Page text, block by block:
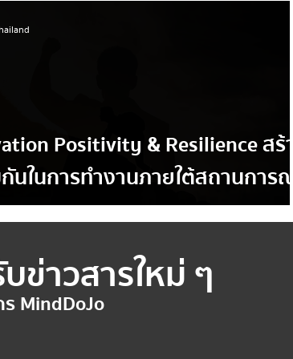
Positivity & Resilience สร้าง
นในการทํางานภายใต้สถานการณ์
ข่าวสารใหม่ ๆ
MindDoJo